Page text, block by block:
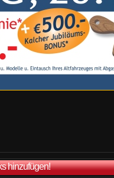
hinzufügen!